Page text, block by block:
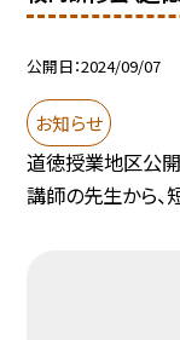
公開日 2024/09/07
お知らせ
道徳授業地区公開
講師の先生から、